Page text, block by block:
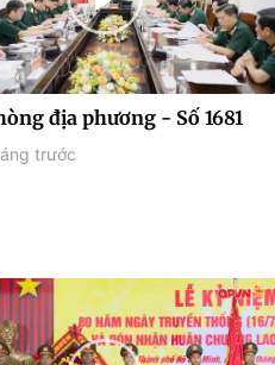
địa phương - Số 1681
trước